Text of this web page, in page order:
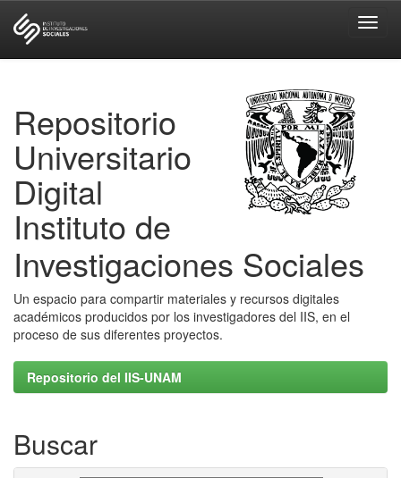
Repositorio
Universitario
Digital
Instituto de
Investigaciones Sociales
Un espacio para compartir materiales y recursos digitales
académicos producidos por los investigadores del IIS, en el
proceso de sus diferentes proyectos.
Repositorio del IIS-UNAM
Buscar